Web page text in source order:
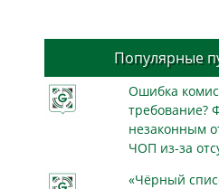
Популярные
Ошибка
требование?
незаконным
ЧОП из-за
«Чёрный